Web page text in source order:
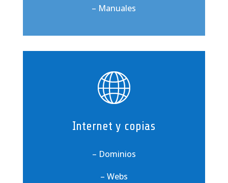
– Manuales
Internet y copias
– Dominios
– Webs